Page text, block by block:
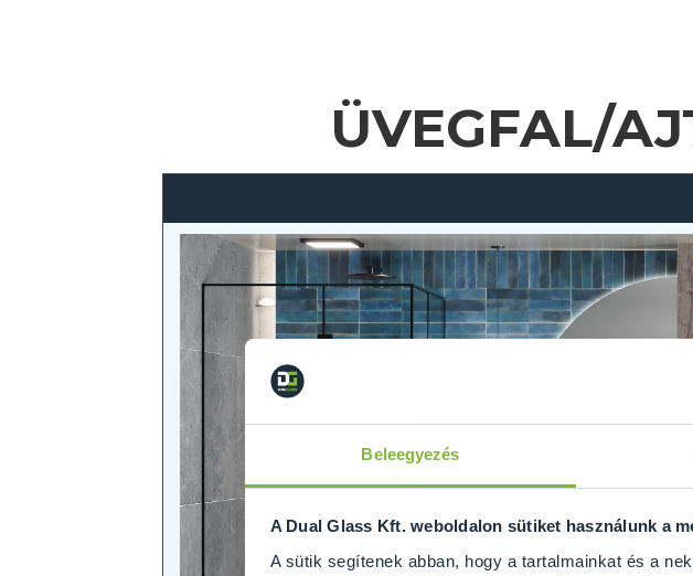
Beleegyezés
A Dual Glass Kft. weboldalon sütiket használunk a
A sütik segítenek abban, hogy a tartalmainkat és a
ÜVEGFAL/